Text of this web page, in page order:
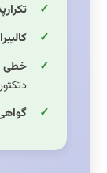
خطی
دتکتور